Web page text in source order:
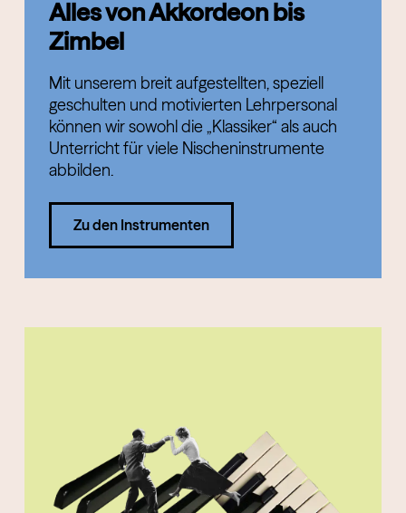
Alles von Akkordeon bis
Zimbel
Mit unserem breit aufgestellten, speziell
geschulten und motivierten Lehrpersonal
können wir sowohl die „Klassiker“ als auch
Unterricht für viele Nischeninstrumente
abbilden.
Zu den Instrumenten